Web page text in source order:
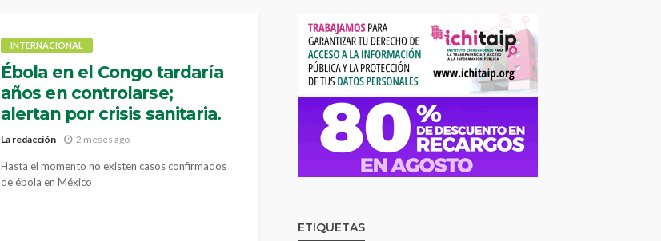
INTERNACIONAL
Ébola en el Congo tardaría
años en controlarse;
alertan por crisis sanitaria.
La redacción 2 meses ago
Hasta el momento no existen casos confirmados
de ébola en México
ETIQUETAS